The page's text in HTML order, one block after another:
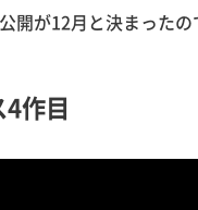
開が12月と決まった
作目